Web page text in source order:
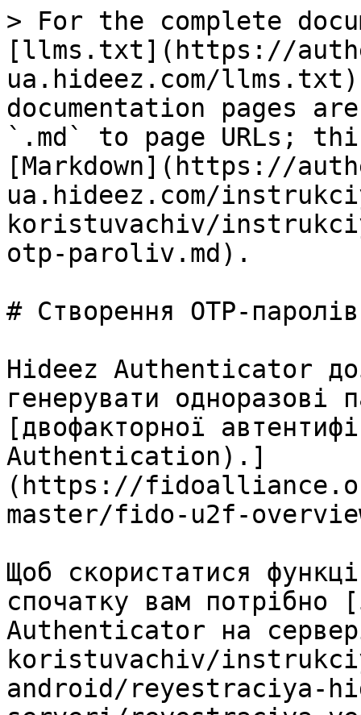
> For the complete
[llms.txt](https://
ua.hideez.com/
documentation pages
`.md` to page URLs;
[Markdown](https://
ua.hideez.com/
koristuvachiv/
otp-paroliv.md).
# Створення OTP-паролів
Hideez Authenticator
генерувати одноразові
[двофакторної
Authentication).]
(https://
master/fido-u2f-
Щоб скористатися
спочатку вам потрібно
Authenticator на
koristuvachiv/
android/reyestraciya-